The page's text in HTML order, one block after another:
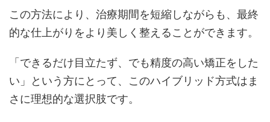
この方法により、治療期間を短縮しながらも、最終
的な仕上がりをより美しく整えることができます。
「できるだけ目立たず、でも精度の高い矯正をした
い」という方にとって、このハイブリッド方式はま
さに理想的な選択肢です。